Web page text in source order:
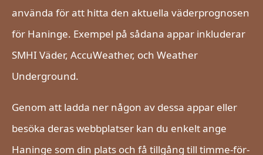
använda för att hitta den aktuella väderprognosen
för Haninge. Exempel på sådana appar inkluderar
SMHI Väder, AccuWeather, och Weather
Underground.
Genom att ladda ner någon av dessa appar eller
besöka deras webbplatser kan du enkelt ange
Haninge som din plats och få tillgång till timme-för-